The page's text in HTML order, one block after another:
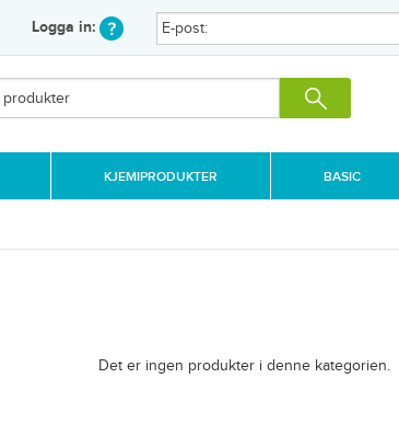
Logga in:
KJEMIPRODUKTER BASIC
Det er ingen produkter i denne kategorien.